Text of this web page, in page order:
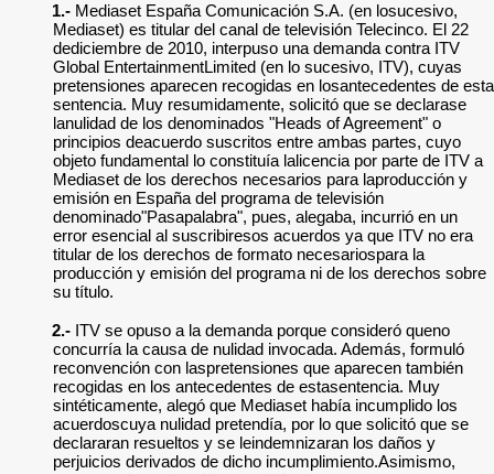
1.- Mediaset España Comunicación S.A. (en losucesivo,
Mediaset) es titular del canal de televisión Telecinco. El 22
dediciembre de 2010, interpuso una demanda contra ITV
Global EntertainmentLimited (en lo sucesivo, ITV), cuyas
pretensiones aparecen recogidas en losantecedentes de esta
sentencia. Muy resumidamente, solicitó que se declarase
lanulidad de los denominados "Heads of Agreement" o
principios deacuerdo suscritos entre ambas partes, cuyo
objeto fundamental lo constituía lalicencia por parte de ITV a
Mediaset de los derechos necesarios para laproducción y
emisión en España del programa de televisión
denominado"Pasapalabra", pues, alegaba, incurrió en un
error esencial al suscribiresos acuerdos ya que ITV no era
titular de los derechos de formato necesariospara la
producción y emisión del programa ni de los derechos sobre
su título.
2.- ITV se opuso a la demanda porque consideró queno
concurría la causa de nulidad invocada. Además, formuló
reconvención con laspretensiones que aparecen también
recogidas en los antecedentes de estasentencia. Muy
sintéticamente, alegó que Mediaset había incumplido los
acuerdoscuya nulidad pretendía, por lo que solicitó que se
declararan resueltos y se leindemnizaran los daños y
perjuicios derivados de dicho incumplimiento.Asimismo,